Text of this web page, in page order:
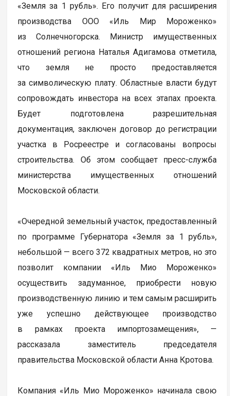
«Земля за 1 рубль». Его получит для расширения
производства ООО «Иль Мир Мороженко»
из Солнечногорска. Министр имущественных
отношений региона Наталья Адигамова отметила,
что земля не просто предоставляется
за символическую плату. Областные власти будут
сопровождать инвестора на всех этапах проекта.
Будет подготовлена разрешительная
документация, заключен договор до регистрации
участка в Росреестре и согласованы вопросы
строительства. Об этом сообщает пресс-служба
министерства имущественных отношений
Московской области.
«Очередной земельный участок, предоставленный
по программе Губернатора «Земля за 1 рубль»,
небольшой — всего 372 квадратных метров, но это
позволит компании «Иль Мио Мороженко»
осуществить задуманное, приобрести новую
производственную линию и тем самым расширить
уже успешно действующее производство
в рамках проекта импортозамещения», —
рассказала заместитель председателя
правительства Московской области Анна Кротова.
Компания «Иль Мио Мороженко» начинала свою